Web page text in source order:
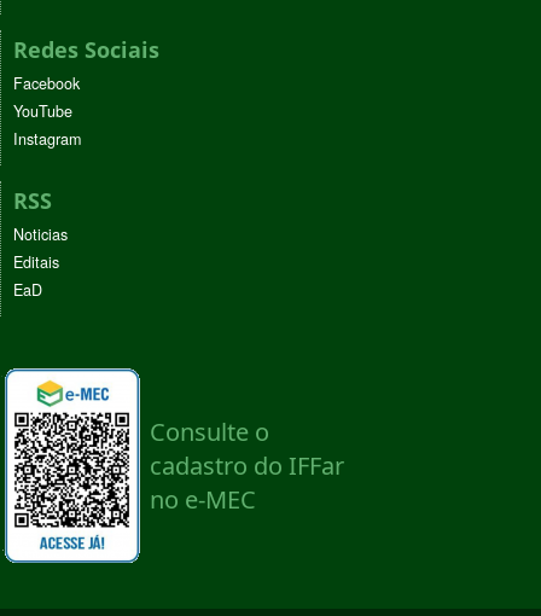
Redes Sociais
Facebook
YouTube
Instagram
RSS
Noticias
Editais
EaD